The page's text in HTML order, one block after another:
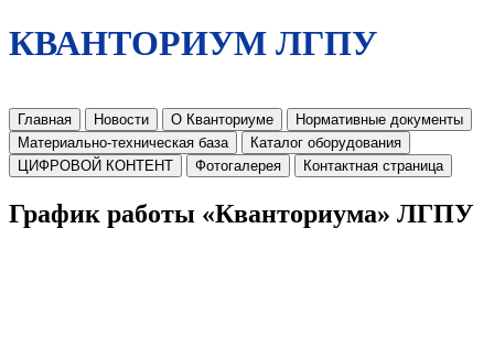
КВАНТОРИУМ ЛГПУ
Главная Новости О Кванториуме
Нормативные документы
Материально-техническая база
Каталог оборудования
ЦИФРОВОЙ КОНТЕНТ
Фотогалерея Контактная страница
График работы «Кванториума» ЛГПУ